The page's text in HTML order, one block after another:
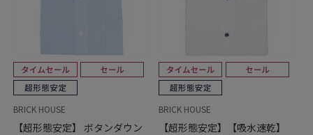
BRICK HOUSE
【超形態安定】 ボタンダウン
BRICK HOUSE
【超形態安定】【吸水速乾】